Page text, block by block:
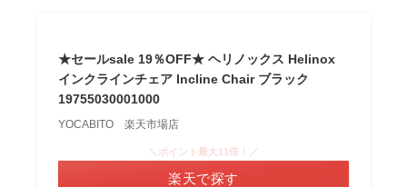
★セールsale 19％OFF★ ヘリノックス Helinox
インクラインチェア Incline Chair ブラック
19755030001000
YOCABITO 楽天市場店
＼ポイント最大11倍！／
楽天で探す